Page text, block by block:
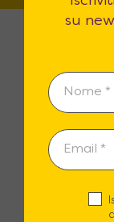
con
su